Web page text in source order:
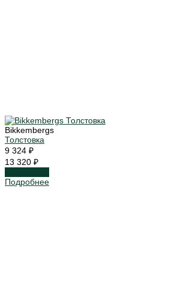
Bikkembergs
Толстовка
9 324 ₽
13 320 ₽
Подробнее